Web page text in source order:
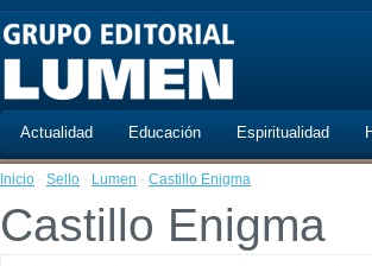
Actualidad Educación Espiritualidad
Inicio · Sello · Lumen · Castillo Enigma
Castillo Enigma